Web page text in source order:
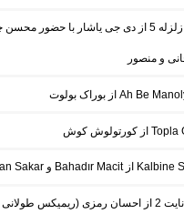
دانلود آهنگ ریمیکس زلزله 5 از دی جی یاشار با
و منصور
غمگین)